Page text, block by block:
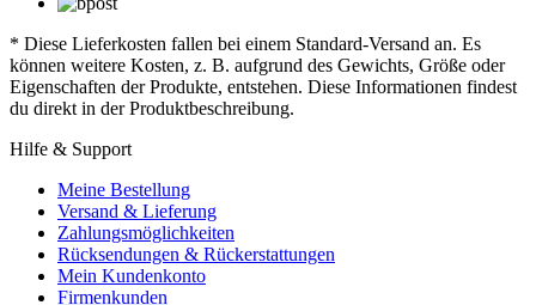
* Diese Lieferkosten fallen bei einem Standard-Versand an. Es
können weitere Kosten, z. B. aufgrund des Gewichts, Größe oder
Eigenschaften der Produkte, entstehen. Diese Informationen findest
du direkt in der Produktbeschreibung.
Hilfe & Support
Meine Bestellung
Versand & Lieferung
Zahlungsmöglichkeiten
Rücksendungen & Rückerstattungen
Mein Kundenkonto
Firmenkunden